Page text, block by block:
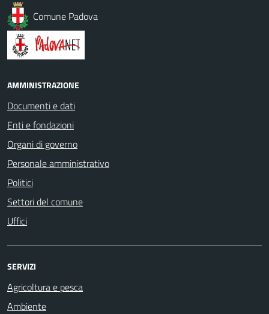
Comune Padova
AMMINISTRAZIONE
Documenti e dati
Enti e fondazioni
Organi di governo
Personale amministrativo
Politici
Settori del comune
Uffici
SERVIZI
Agricoltura e pesca
Ambiente